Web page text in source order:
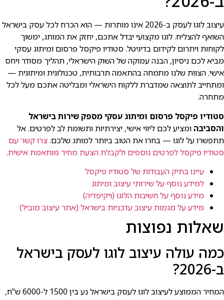
עיצוב לוגו לעסק ב-2026 אינו מותרות — הוא הכרח לכל עסק בישראל
השואף להצליח. לוגו מקצועי יבדל אתכם, יחזק את המותג, ימשוך
לקוחות ויתרום לקידום בדיגיטל. סטודיו פיקסל פרסום ומיתוג עסקי
מביא לכם ניסיון, הבנה עמוקה של השוק הישראלי, תהליך מסודר ויחס
אישי. הצוות שלנו מתמחה בהתאמה תרבותית, טכנולוגית ומיתוגית —
ומתחייב לתוצאה שמדברת ללקוח הישראלי ומבליטה אתכם מעל לכל
מתחרה.
סטודיו פיקסל פרסום ומיתוג עסקי מספק שירות בישראל
והסביבהומציע לכם ליווי אישי, יצירתיות ותשומת לב לפרטים. אל
תתפשרו על לוגו — בחרו את הטוב ביותר למותג שלכם.צרו קשר עם
סטודיו פיקסל לפרטים נוספים ולקבלת הצעת מחיר מותאמת אישית.
עיינו בתיק העבודות של סטודיו פיקסל
למידע נוסף על שירותי עיצוב ומיתוג
מידע נוסף על חשיבות הלוגו (ויקיפדיה)
מידע על מגמות עיצוב עדכניות בישראל (אתר עיצוב מוביל)
שאלות נפוצות
כמה עולה עיצוב לוגו לעסק בישראל
ב-2026?
המחיר הממוצע לעיצוב לוגו לעסק בישראל נע בין 1500 ל-6000 ש"ח,